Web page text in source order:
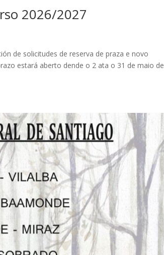
2026/2027
de solicitudes de reserva de praza e novo
estará aberto dende o 2 ata o 31 de maio de